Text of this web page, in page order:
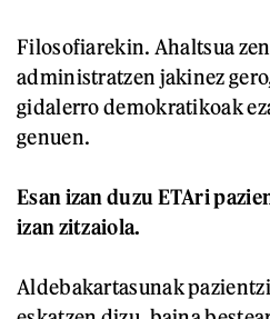
Filosofiarekin. Ahaltsua
administratzen jakinez
gidalerro demokratikoak
genuen.
Esan izan duzu ETAri
izan zitzaiola.
Aldebakartasunak